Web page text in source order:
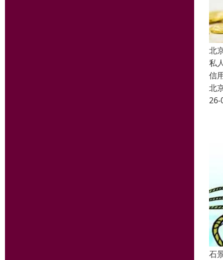
北
私
信
北
26-
石